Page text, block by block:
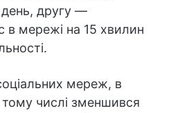
день, другу —
в мережі на 15 хвилин
мереж, в
тому числі зменшився